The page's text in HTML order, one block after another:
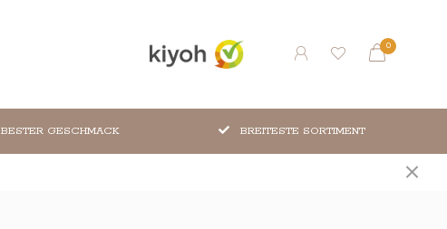
0
BESTER GESCHMACK BREITESTE SORTIMENT